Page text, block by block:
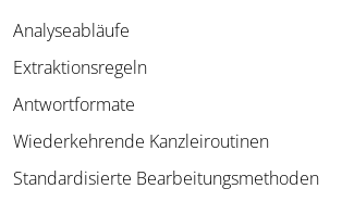
Analyseabläufe
Extraktionsregeln
Antwortformate
Wiederkehrende Kanzleiroutinen
Standardisierte Bearbeitungsmethoden